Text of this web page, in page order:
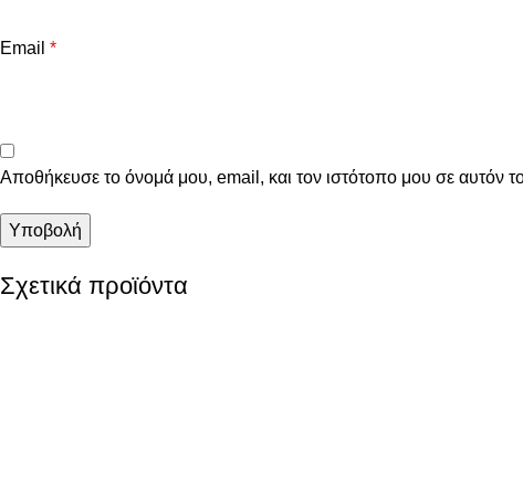
Email *
Αποθήκευσε το όνομά μου, email, και τον ιστότοπο μου σε αυτόν
Σχετικά προϊόντα